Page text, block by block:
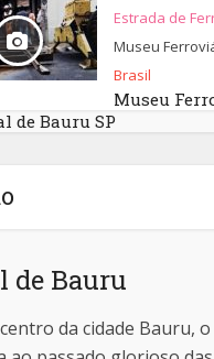
Estrada de
Museu
Brasil
Museu
de Bauru SP
de Bauru
da cidade Bauru,